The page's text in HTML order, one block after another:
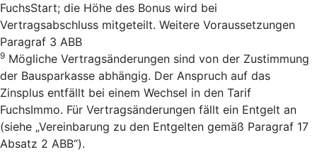
FuchsStart; die Höhe des Bonus wird bei
Vertragsabschluss mitgeteilt. Weitere Voraussetzungen
Paragraf 3 ABB
9 Mögliche Vertragsänderungen sind von der Zustimmung
der Bausparkasse abhängig. Der Anspruch auf das
Zinsplus entfällt bei einem Wechsel in den Tarif
FuchsImmo. Für Vertragsänderungen fällt ein Entgelt an
(siehe „Vereinbarung zu den Entgelten gemäß Paragraf 17
Absatz 2 ABB“).